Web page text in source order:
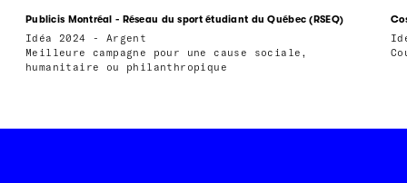
Publicis Montréal - Réseau du sport étudiant du Québec (RSEQ)
Idéa 2024 - Argent
Meilleure campagne pour une cause sociale,
humanitaire ou philanthropique